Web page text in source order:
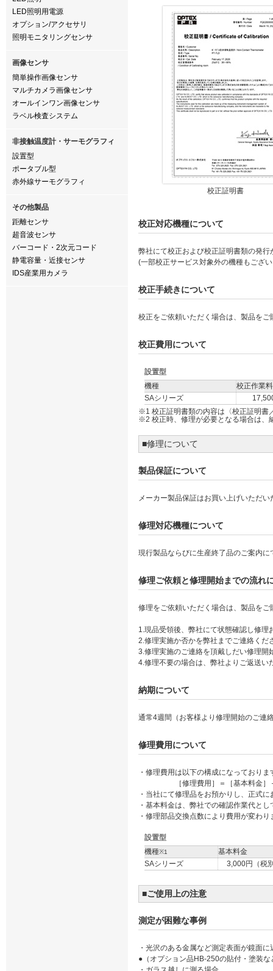
LED照明用電源
オプション/アクセサリ
照明モニタリングセンサ
画像センサ
簡単操作画像センサ
マルチカメラ画像センサ
オールインワン画像センサ
ラベル検査システム
非接触温度計・サーモグラフィ
設置型
ポータブル型
赤外線サーモグラフィ
その他製品
距離センサ
超音波センサ
バーコード・2次元コード
静電容量・近接センサ
IDS産業用カメラ
校正証明書
校正対応機種について
弊社にて校正および校正証明書類の発行
(一部校正サービス対象外の機種もござ
校正手続きについて
校正をご依頼いただく場合は、製品を
校正費用について
設置型
機種
校正作業料
SAシリーズ
※1 校正証明書類の内容は〈校正証明書
※2 校正時、修理が必要となる場合は、
■修理について
製品保証について
メーカー製品保証はお買い上げいただ
修理対応機種について
現行製品ならびに生産終了品のご案内
修理ご依頼と修理開始までの流れ
修理をご依頼いただく場合は、製品を
1.現品受領後、弊社にて状態確認し修理
2.修理実施か否かを弊社までご連絡くだ
3.修理実施のご連絡を頂戴しだい修理開
4.修理不要の場合は、弊社よりご返送い
納期について
通常4週間（お客様より修理開始のご連
修理費用について
・修理費用は以下の構成になっておりま
［修理費用］＝［基本料金］＋［
・当社にて修理品をお預かりし、正式
・基本料金は、弊社での確認作業代と
・修理部品交換点数により費用が変わ
設置型
機種※1
基本料金
SAシリーズ
3,000円（税
■ご使用上の注意
測定が困難な事例
・光沢のある金属など測定表面が鏡面
●（オプション品HB-250の貼付・塗装